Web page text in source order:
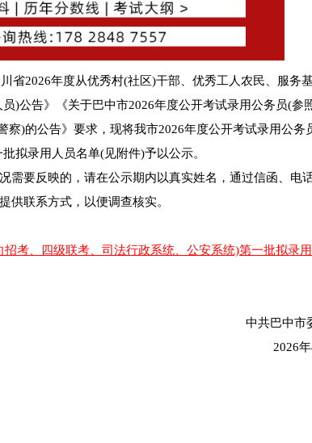
省2026年度从优秀村(社区)干部、优秀工人农民、服务
)公告》《关于巴中市2026年度公开考试录用公务员(参
)的公告》要求，现将我市2026年度公开考试录用公务
拟录用人员名单(见附件)予以公示。
需要反映的，请在公示期内以真实姓名，通过信函、电
供联系方式，以便调查核实。
考、四级联考、司法行政系统、公安系统)第一批拟录
中共巴中市
2026